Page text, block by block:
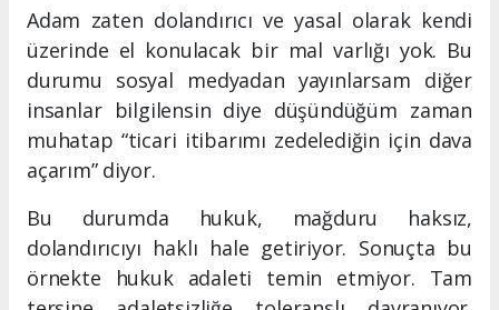
Adam zaten dolandırıcı ve yasal olarak kendi
üzerinde el konulacak bir mal varlığı yok. Bu
durumu sosyal medyadan yayınlarsam diğer
insanlar bilgilensin diye düşündüğüm zaman
muhatap “ticari itibarımı zedelediğin için dava
açarım” diyor.
Bu durumda hukuk, mağduru haksız,
dolandırıcıyı haklı hale getiriyor. Sonuçta bu
örnekte hukuk adaleti temin etmiyor. Tam